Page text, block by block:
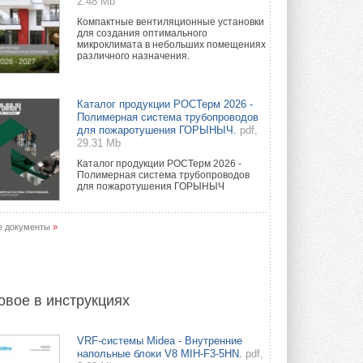
Компактные вентиляционные установки
для создания оптимального
микроклимата в небольших помещениях
различного назначения.
Каталог продукции РОСТерм 2026 -
Полимерная система трубопроводов
для пожаротушения ГОРЫНЫЧ.
pdf,
29.31 Mb
Каталог продукции РОСТерм 2026 -
Полимерная система трубопроводов
для пожаротушения ГОРЫНЫЧ
документы »
в инструкциях
VRF-системы Midea - Внутренние
напольные блоки V8 MIH-F3-5HN. pdf,